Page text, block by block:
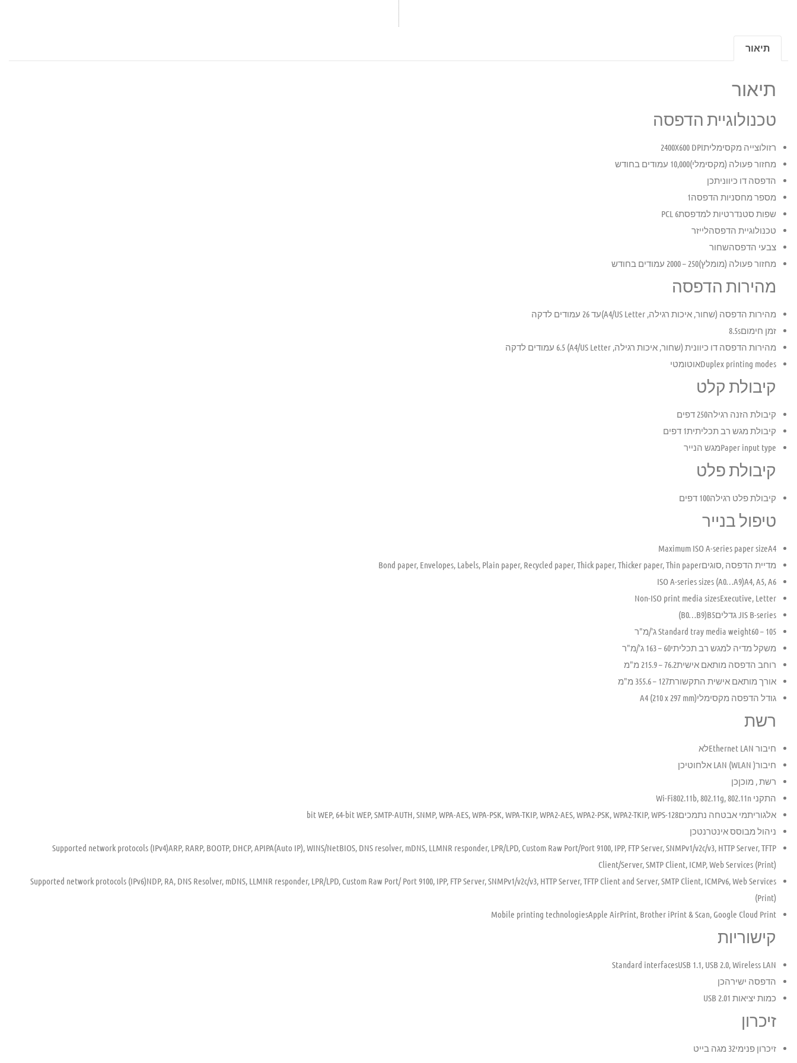
תיאור
תיאור
טכנולוגיית הדפסה
רזולוצייה מקסימלית2400X600 DPI
מחזור פעולה (מקסימלי)10,000 עמודים בחודש
הדפסה דו כיווניתכן
מספר מחסניות הדפסה1
שפות סטנדרטיות למדפסתPCL 6
טכנולוגיית הדפסהלייזר
צבעי הדפסהשחור
מחזור פעולה (מומלץ)250 – 2000 עמודים בחודש
מהירות הדפסה
מהירות הדפסה (שחור, איכות רגילה, A4/US Letter)
עד 26 עמודים לדקה
זמן חימום8.5s
מהירות הדפסה דו כיוונית (שחור, איכות רגילה, A4/US Letter)
Duplex printing modesאוטומטי
קיבולת קלט
קיבולת הזנה רגילה250 דפים
קיבולת מגש רב תכליתית1 דפים
Paper input typeמגש הנייר
קיבולת פלט
קיבולת פלט רגילה100 דפים
טיפול בנייר
Maximum ISO A-series paper sizeA4
מדיית הדפסה ,סוגיםBond paper, Envelopes, Labels, Plain paper, Recycled paper, Thick paper, Thicker paper, Thin paper
ISO A-series sizes (A0…A9)A4, A5, A6
Non-ISO print media sizesExecutive, Letter
JIS B-series גדליםB0…B9)
B5
)
Standard tray media weight60 – 105 ג'/מ"ר
משקל מדיה למגש רב תכליתי60 – 163 ג'/מ"ר
רוחב הדפסה מותאם אישית76.2 – 215.9 מ"מ
אורך מותאם אישית התקשורת127 – 355.6 מ"מ
גודל הדפסה מקסימליA4 (210 x 297 mm)
רשת
חיבור Ethernet LAN
לא
חיבור( LAN (WLAN אלחוטי
כן
רשת , מוכןכן
התקני
Wi-Fi802.11b, 802.11g, 802.11n
אלגוריתמי אבטחה נתמכים128-bit WEP, 64-bit WEP, SMTP-AUTH, SNMP, WPA-AES, WPA-PSK, WPA-TKIP, WPA2-AES, WPA2-PSK, WPA2-TKIP, WPS
ניהול מבוסס אינטרנטכן
Supported network protocols (IPv4)ARP, RARP, BOOTP, DHCP, APIPA(Auto IP), WINS/NetBIOS, DNS resolver, mDNS, LLMNR responder, LPR/LPD, Custom Raw Port/Port 9100, IPP, FTP Server, SNMPv1/v2c/v3, HTTP Server, TFTP
Client/Server, SMTP Client, ICMP, Web Services (Print)
Supported network protocols (IPv6)NDP, RA, DNS Resolver, mDNS, LLMNR responder, LPR/LPD, Custom Raw Port/ Port 9100, IPP, FTP Server, SNMPv1/v2c/v3, HTTP Server, TFTP Client and Server, SMTP Client, ICMPv6, Web Services
(Print)
Mobile printing technologiesApple AirPrint, Brother iPrint & Scan, Google Cloud Print
קישוריות
Standard interfacesUSB 1.1, USB 2.0, Wireless LAN
הדפסה ישירהכן
כמות יציאות USB 2.0 1
זיכרון
זיכרון פנימי32 מגה בייט